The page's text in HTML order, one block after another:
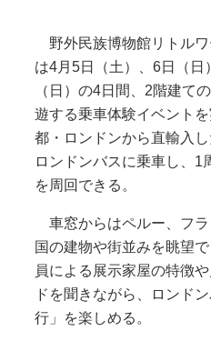
野外民族博物館リトルワ
は4月5日（土）、6日（日
（日）の4日間、2階建て
遊する乗車体験イベント
都・ロンドンから直輸入
ロンドンバスに乗車し、1
を周回できる。
車窓からはペルー、フ
国の建物や街並みを眺望
員による展示家屋の特徴
ドを聞きながら、ロンド
行」を楽しめる。